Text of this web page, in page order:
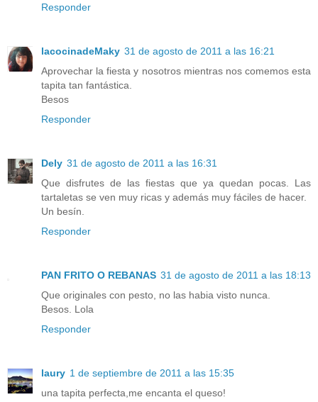
Responder
lacocinadeMaky 31 de agosto de 2011 a las 16:21
Aprovechar la fiesta y nosotros mientras nos comemos esta
tapita tan fantástica.
Besos
Responder
Dely 31 de agosto de 2011 a las 16:31
Que disfrutes de las fiestas que ya quedan pocas. Las
tartaletas se ven muy ricas y además muy fáciles de hacer.
Un besín.
Responder
PAN FRITO O REBANAS 31 de agosto de 2011 a las 18:13
Que originales con pesto, no las habia visto nunca.
Besos. Lola
Responder
laury 1 de septiembre de 2011 a las 15:35
una tapita perfecta,me encanta el queso!